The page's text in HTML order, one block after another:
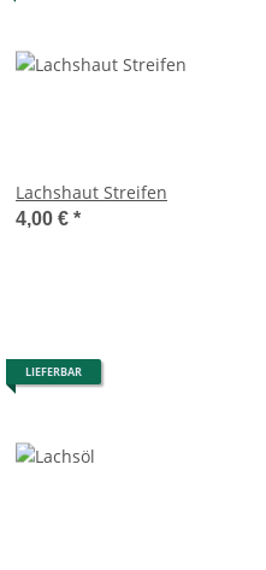
Lachshaut Streifen
4,00 € *
LIEFERBAR